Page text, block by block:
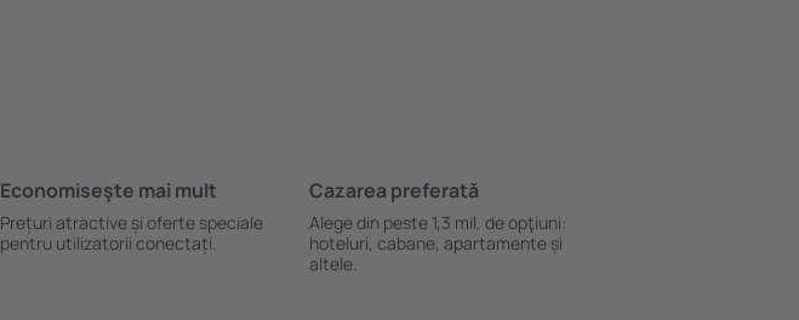
Economiseşte mai mult
Prețuri atractive și oferte speciale
pentru utilizatorii conectați.
Cazarea preferată
Alege din peste 1,3 mil. de opţiuni:
hoteluri, cabane, apartamente și
altele.